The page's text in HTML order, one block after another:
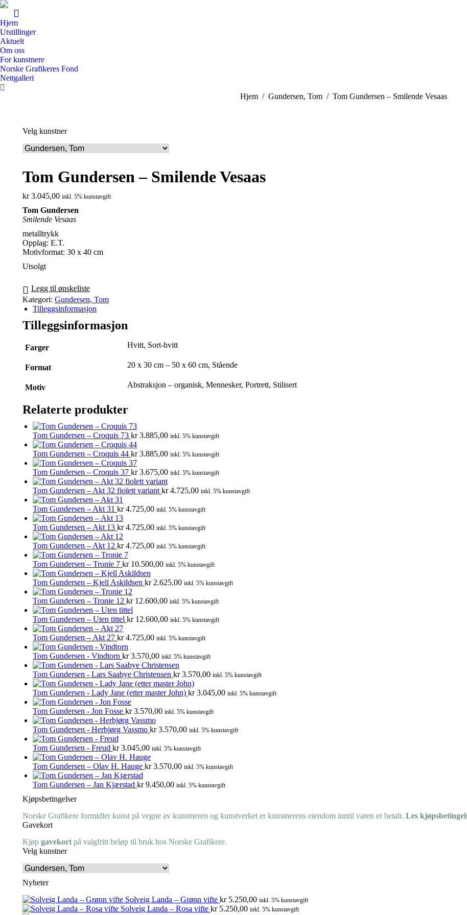
Hjem
Utstillinger
Aktuelt
Om oss
For kunstnere
Norske Grafikeres Fond
Nettgalleri
Search:
You are here:
Hjem Gundersen, Tom Tom Gundersen – Smilende Vesaas
Velg kunstner
Tom Gundersen – Smilende Vesaas
kr3.045,00 inkl. 5% kunstavgift
Tom Gundersen
Smilende Vesaas
metalltrykk
Opplag: E.T.
Motivformat: 30 x 40 cm
Utsolgt
Legg til ønskeliste
Kategori: Gundersen, Tom
Tilleggsinformasjon
Tilleggsinformasjon
Farger Hvitt, Sort-hvitt
Format 20 x 30 cm – 50 x 60 cm, Stående
Motiv Abstraksjon – organisk, Mennesker, Portrett, Stilisert
Relaterte produkter
Tom Gundersen – Croquis 73 kr3.885,00 inkl. 5% kunstavgift
Tom Gundersen – Croquis 44 kr3.885,00 inkl. 5% kunstavgift
Tom Gundersen – Croquis 37 kr3.675,00 inkl. 5% kunstavgift
Tom Gundersen – Akt 32 fiolett variant kr4.725,00 inkl. 5% kunstavgift
Tom Gundersen – Akt 31 kr4.725,00 inkl. 5% kunstavgift
Tom Gundersen – Akt 13 kr4.725,00 inkl. 5% kunstavgift
Tom Gundersen – Akt 12 kr4.725,00 inkl. 5% kunstavgift
Tom Gundersen – Tronie 7 kr10.500,00 inkl. 5% kunstavgift
Tom Gundersen – Kjell Askildsen kr2.625,00 inkl. 5% kunstavgift
Tom Gundersen – Tronie 12 kr12.600,00 inkl. 5% kunstavgift
Tom Gundersen – Uten tittel kr12.600,00 inkl. 5% kunstavgift
Tom Gundersen – Akt 27 kr4.725,00 inkl. 5% kunstavgift
Tom Gundersen - Vindtorn kr3.570,00 inkl. 5% kunstavgift
Tom Gundersen - Lars Saabye Christensen kr3.570,00 inkl. 5% kunstavgift
Tom Gundersen - Lady Jane (etter master John) kr3.045,00 inkl. 5% kunstavgift
Tom Gundersen - Jon Fosse kr3.570,00 inkl. 5% kunstavgift
Tom Gundersen - Herbjørg Vassmo kr3.570,00 inkl. 5% kunstavgift
Tom Gundersen - Freud kr3.045,00 inkl. 5% kunstavgift
Tom Gundersen – Olav H. Hauge kr3.570,00 inkl. 5% kunstavgift
Tom Gundersen – Jan Kjærstad kr9.450,00 inkl. 5% kunstavgift
Kjøpsbetingelser
Norske Grafikere formidler kunst på vegne av kunstneren og kunstverket er kunstnerens eiendom inntil varen er betalt. Les
Gavekort
Kjøp gavekort på valgfritt beløp til bruk hos Norske Grafikere.
Velg kunstner
Nyheter
Solveig Landa – Grønn vifte kr5.250,00 inkl. 5% kunstavgift
Solveig Landa – Rosa vifte kr5.250,00 inkl. 5% kunstavgift